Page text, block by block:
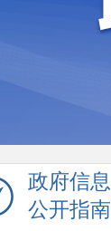
政府信息
公开指南